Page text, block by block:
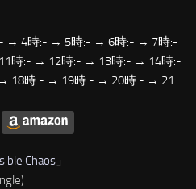
→ 4時:- → 5時:- → 6時:- → 7時:-
時:- → 12時:- → 13時:- → 14時:-
18時:- → 19時:- → 20時:- → 21
Chaos 」